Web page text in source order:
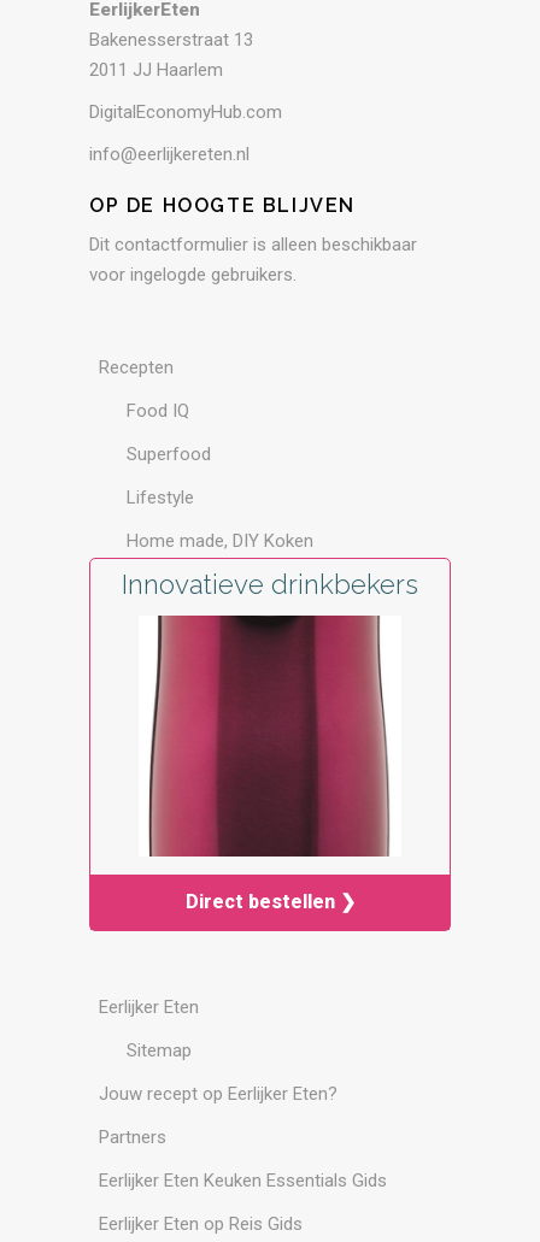
EerlijkerEten
Bakenesserstraat 13
2011 JJ Haarlem
DigitalEconomyHub.com
info@eerlijkereten.nl
OP DE HOOGTE BLIJVEN
Dit contactformulier is alleen beschikbaar
voor ingelogde gebruikers.
Recepten
Food IQ
Superfood
Lifestyle
Home made, DIY Koken
Innovatieve drinkbekers
Direct bestellen ❯
Eerlijker Eten
Sitemap
Jouw recept op Eerlijker Eten?
Partners
Eerlijker Eten Keuken Essentials Gids
Eerlijker Eten op Reis Gids